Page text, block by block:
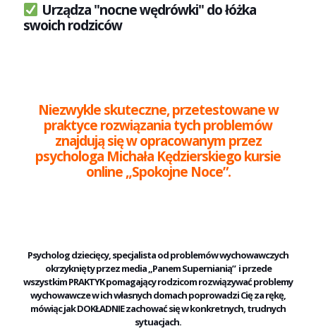
Urządza "nocne wędrówki" do łóżka
swoich rodziców
Niezwykle skuteczne, przetestowane w
praktyce rozwiązania tych problemów
znajdują się w opracowanym przez
psychologa Michała Kędzierskiego kursie
online„Spokojne Noce”.
Psycholog dziecięcy, specjalista od problemów wychowawczych
okrzyknięty przez media „Panem Supernianią” i przede
wszystkim PRAKTYK pomagający rodzicom rozwiązywać problemy
wychowawcze w ich własnych domach poprowadzi Cię za rękę,
mówiąc jak DOKŁADNIE zachować się w konkretnych, trudnych
sytuacjach.